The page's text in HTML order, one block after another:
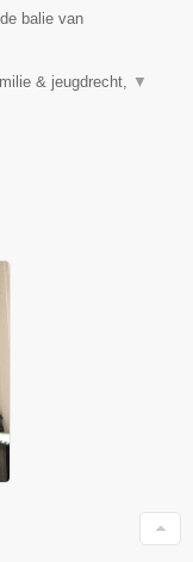
balie van
& jeugdrecht, ▼